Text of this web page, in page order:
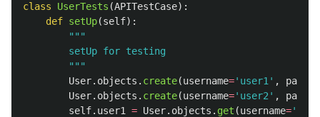
class UserTests (APITestCase):
def setUp(self):
"""
        setUp for testing
"""
User. objects . create(username=' user1 ' ,
User. objects . create(username=' user2 ' ,
self. user1 = User. objects . get (username='